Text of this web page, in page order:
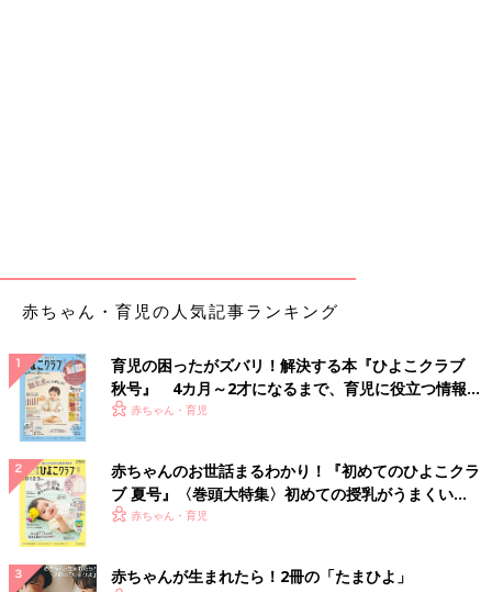
赤ちゃん・育児の人気記事ランキング
育児の困ったがズバリ！解決する本『ひよこクラブ
秋号』 4カ月～2才になるまで、育児に役立つ情報が
いっぱい！
赤ちゃん・育児
赤ちゃんのお世話まるわかり！『初めてのひよこクラ
ブ 夏号』〈巻頭大特集〉初めての授乳がうまくい
く！ おっぱい・ミルクの基本と夏のトラブル 解決テ
赤ちゃん・育児
赤ちゃんが生まれたら！2冊の「たまひよ」